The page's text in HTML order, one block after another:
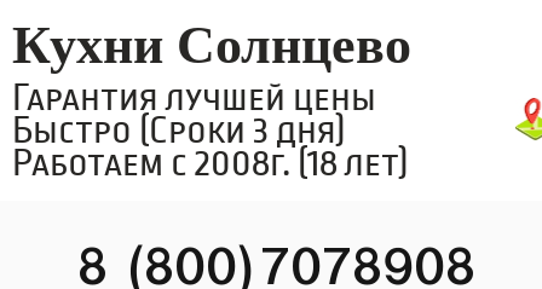
Кухни Солнцево
Гарантия лучшей цены
Быстро (Сроки 3 дня)
Работаем с 2008г. (18 лет)
8 (800)7078908